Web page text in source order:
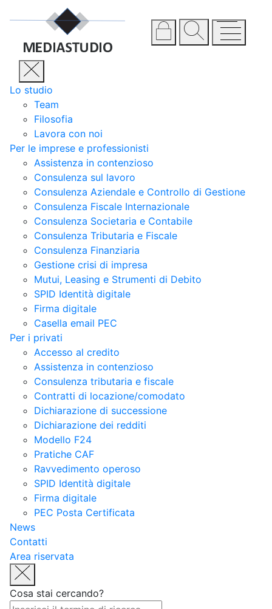
Lo studio
Team
Filosofia
Lavora con noi
Per le imprese e professionisti
Assistenza in contenzioso
Consulenza sul lavoro
Consulenza Aziendale e Controllo di Gestione
Consulenza Fiscale Internazionale
Consulenza Societaria e Contabile
Consulenza Tributaria e Fiscale
Consulenza Finanziaria
Gestione crisi di impresa
Mutui, Leasing e Strumenti di Debito
SPID Identità digitale
Firma digitale
Casella email PEC
Per i privati
Accesso al credito
Assistenza in contenzioso
Consulenza tributaria e fiscale
Contratti di locazione/comodato
Dichiarazione di successione
Dichiarazione dei redditi
Modello F24
Pratiche CAF
Ravvedimento operoso
SPID Identità digitale
Firma digitale
PEC Posta Certificata
News
Contatti
Area riservata
Cosa stai cercando?